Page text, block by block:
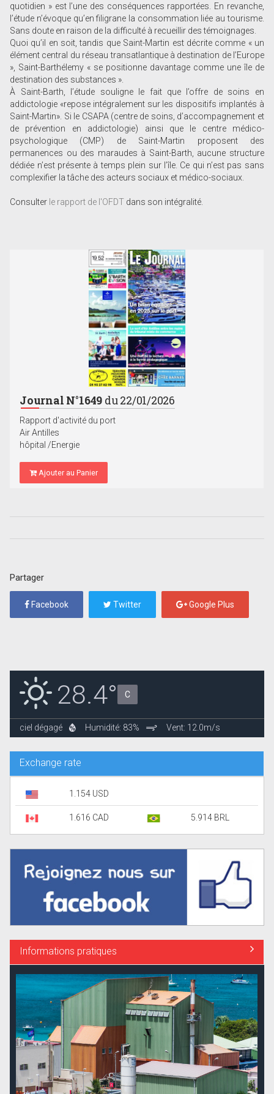
quotidien » est l’une des conséquences rapportées. En revanche,
l’étude n’évoque qu’en filigrane la consommation liée au tourisme.
Sans doute en raison de la difficulté à recueillir des témoignages.
Quoi qu’il en soit, tandis que Saint-Martin est décrite comme « un
élément central du réseau transatlantique à destination de l’Europe
», Saint-Barthélemy « se positionne davantage comme une île de
destination des substances ».
À Saint-Barth, l’étude souligne le fait que l’offre de soins en
addictologie «repose intégralement sur les dispositifs implantés à
Saint-Martin». Si le CSAPA (centre de soins, d’accompagnement et
de prévention en addictologie) ainsi que le centre médico-
psychologique (CMP) de Saint-Martin proposent des
permanences ou des maraudes à Saint-Barth, aucune structure
dédiée n’est présente à temps plein sur l’île. Ce qui n’est pas sans
complexifier la tâche des acteurs sociaux et médico-sociaux.
Consulter le rapport de l'OFDT dans son intégralité.
Journal N°1649 du 22/01/2026
Rapport d'activité du port
Air Antilles
hôpital /Energie
Ajouter au Panier
Partager
Facebook Twitter Google Plus
28.4° C
ciel dégagé Humidité: 83% Vent: 12.0m/s
Exchange rate
1.154 USD
1.616 CAD 5.914 BRL
Informations pratiques